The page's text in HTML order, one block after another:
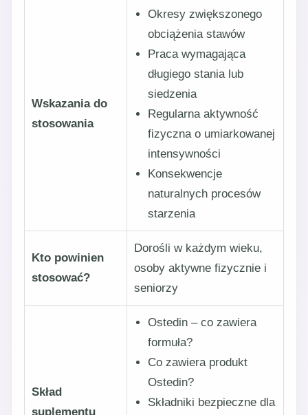
Wskazania do
stosowania
Okresy zwiększonego
obciążenia stawów
Praca wymagająca
długiego stania lub
siedzenia
Regularna aktywność
fizyczna o umiarkowanej
intensywności
Konsekwencje
naturalnych procesów
starzenia
Kto powinien
stosować?
Dorośli w każdym wieku,
osoby aktywne fizycznie i
seniorzy
Skład
suplementu
Ostedin – co zawiera
formuła?
Co zawiera produkt
Ostedin?
Składniki bezpieczne dla